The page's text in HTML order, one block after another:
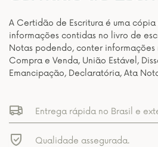
A Certidão de Escritura é uma
informações contidas no livro de
Notas podendo, conter informações
Compra e Venda, União Estável,
Emancipação, Declaratória, Ata
Entrega rápida no Brasil e
Qualidade assegurada.